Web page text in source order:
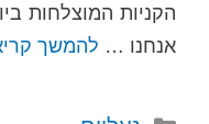
הקניות המוצלחות
אנחנו … להמשך